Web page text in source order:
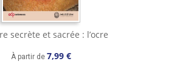
secrète et sacrée : l’ocre
À partir de 7,99 €